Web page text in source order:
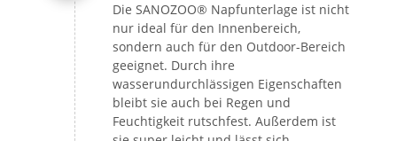
Die SANOZOO® Napfunterlage ist nicht
nur ideal für den Innenbereich,
sondern auch für den Outdoor-Bereich
geeignet. Durch ihre
wasserundurchlässigen Eigenschaften
bleibt sie auch bei Regen und
Feuchtigkeit rutschfest. Außerdem ist